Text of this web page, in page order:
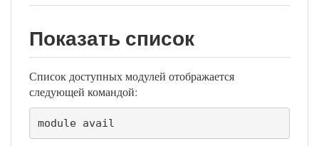
Показать список
Список доступных модулей отображается
следующей командой:
module avail